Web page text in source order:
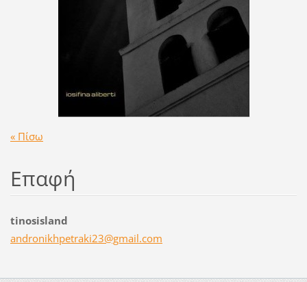
« Πίσω
Επαφή
tinosisland
andronikhpetraki23@gmail.com